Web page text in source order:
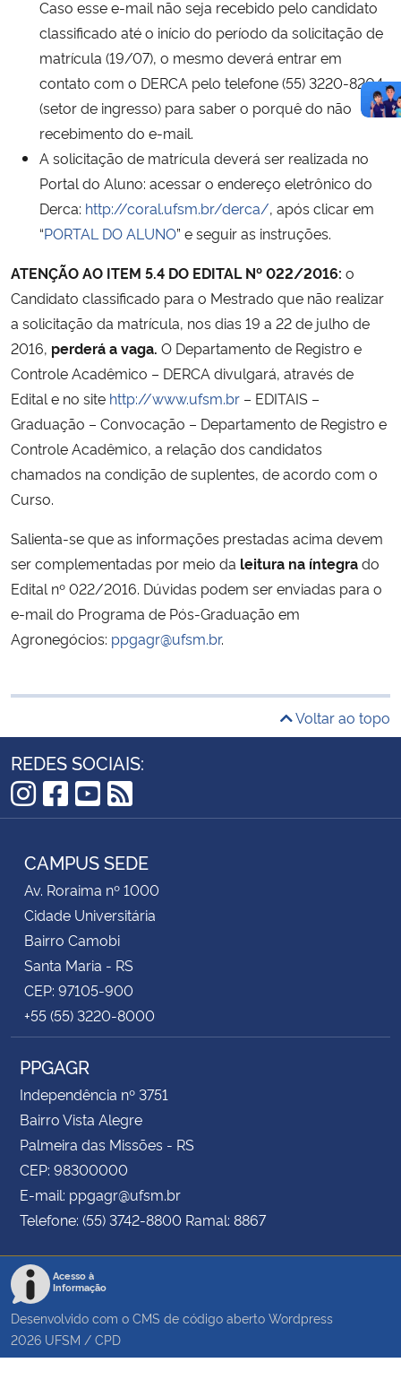
Caso esse e-mail não seja recebido pelo candidato
classificado até o início do período da solicitação de
matrícula (19/07), o mesmo deverá entrar em
contato com o DERCA pelo telefone (55) 3220-8204
(setor de ingresso) para saber o porquê do não
recebimento do e-mail.
A solicitação de matrícula deverá ser realizada no
Portal do Aluno: acessar o endereço eletrônico do
Derca: http://coral.ufsm.br/derca/, após clicar em
“PORTAL DO ALUNO” e seguir as instruções.
ATENÇÃO AO ITEM 5.4 DO EDITAL Nº 022/2016: o
Candidato classificado para o Mestrado que não realizar
a solicitação da matrícula, nos dias 19 a 22 de julho de
2016, perderá a vaga. O Departamento de Registro e
Controle Acadêmico – DERCA divulgará, através de
Edital e no site http://www.ufsm.br – EDITAIS –
Graduação – Convocação – Departamento de Registro e
Controle Acadêmico, a relação dos candidatos
chamados na condição de suplentes, de acordo com o
Curso.
Salienta-se que as informações prestadas acima devem
ser complementadas por meio da leitura na íntegrado
Edital nº 022/2016. Dúvidas podem ser enviadas para o
e-mail do Programa de Pós-Graduação em
Agronegócios: ppgagr@ufsm.br.
Voltar ao topo
REDES SOCIAIS:
Instagram
Facebook
YouTube
RSS
CAMPUS SEDE
Av. Roraima nº 1000
Cidade Universitária
Bairro Camobi
Santa Maria - RS
CEP: 97105-900
+55 (55) 3220-8000
PPGAGR
Independência nº 3751
Bairro Vista Alegre
Palmeira das Missões - RS
CEP: 98300000
E-mail: ppgagr@ufsm.br
Telefone: (55) 3742-8800 Ramal: 8867
Acesso à
Informação
Desenvolvido com o CMS de código aberto Wordpress
2026 UFSM / CPD